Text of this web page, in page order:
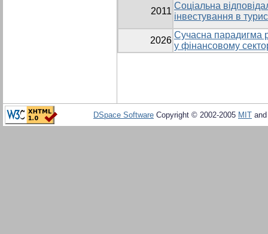
2011
Соціальна
інвестування в
2026
Сучасна парадигма
у фінансовому
DSpace Software Copyright © 2002-2005 MIT